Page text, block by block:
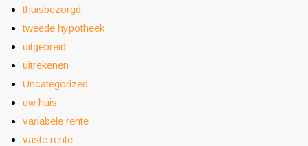
thuisbezorgd
tweede hypotheek
uitgebreid
uitrekenen
Uncategorized
uw huis
variabele rente
vaste rente